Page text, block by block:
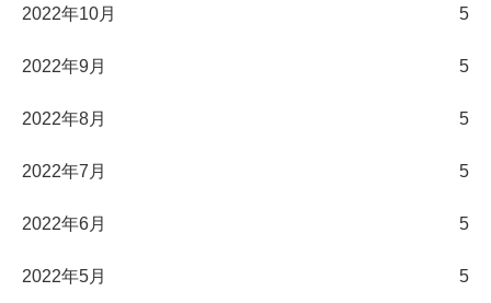
2022年10月 5
2022年9月 5
2022年8月 5
2022年7月 5
2022年6月 5
2022年5月 5